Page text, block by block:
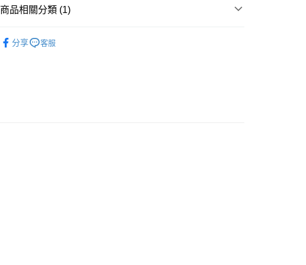
其他轉帳方式
銀行匯款 請將存款存到以下銀行帳戶，並於存款單據寫上訂單編號後電郵
至eshop@colourmix-cosmetics.com** **我們不會處理沒有提供存款單據
商品相關分類 (1)
分享
客服